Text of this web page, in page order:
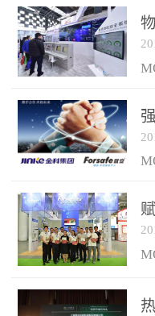
力和闲难，同时也将造成
巨大的经济损失和社会影
响，基至还会造成人员伤
亡。图像型火灾探测器
是针对这种高大空间建筑
物的消防设施、设备通
现场图像的实时获取、
处理和特征提取分析，
现火焰的跟踪和识别。能
更早的进行预警，达到
报早防的效果。 系统
成示意图： 图像型火
和监控端两大部分组成